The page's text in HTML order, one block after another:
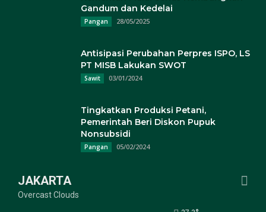
Gandum dan Kedelai
Pangan 28/05/2025
Antisipasi Perubahan Perpres ISPO, LS
PT MISB Lakukan SWOT
Sawit 03/01/2024
Tingkatkan Produksi Petani,
Pemerintah Beri Diskon Pupuk
Nonsubsidi
Pangan 05/02/2024
JAKARTA
Overcast Clouds